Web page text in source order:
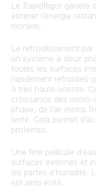
Le RapidRigor génère
éliminer l’énergie
mortem.
Le refroidissement
un système à deux
toutes les surfaces
rapidement refroidies
à très haute vitesse.
croissance des micro-
phase, de l’air moins
lente. Cela permet
protéines.
Une fine pellicule
surfaces externes et
les pertes d’humidité.
est ainsi évité.